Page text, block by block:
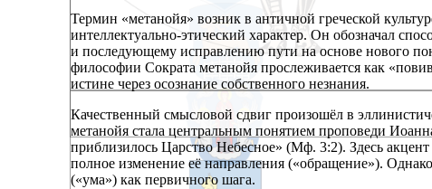
Термин «метанойя» возник в античной греческой
интеллектуально-этический характер. Он обозначал
и последующему исправлению пути на основе нового
философии Сократа метанойя прослеживается как
истине через осознание собственного незнания.
Качественный смысловой сдвиг произошёл в
метанойя стала центральным понятием проповеди
приблизилось Царство Небесное» (Мф. 3:2). Здесь
полное изменение её направления («обращение»).
(«ума») как первичного шага.